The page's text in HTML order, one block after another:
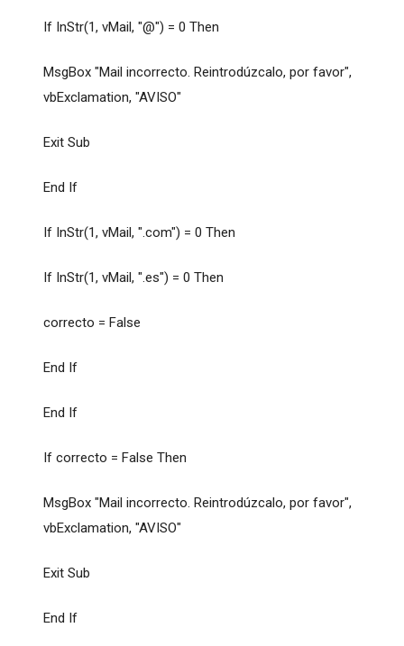
If InStr(1, vMail, "@") = 0 Then
MsgBox "Mail incorrecto. Reintrodúzcalo, por favor",
vbExclamation, "AVISO"
Exit Sub
End If
If InStr(1, vMail, ".com") = 0 Then
If InStr(1, vMail, ".es") = 0 Then
correcto = False
End If
End If
If correcto = False Then
MsgBox "Mail incorrecto. Reintrodúzcalo, por favor",
vbExclamation, "AVISO"
Exit Sub
End If